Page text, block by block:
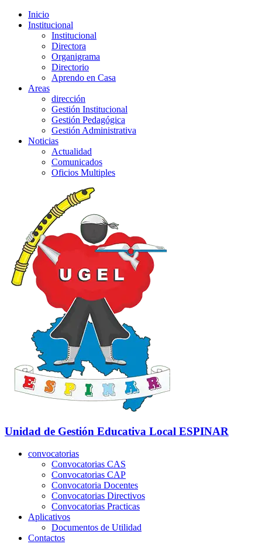
Inicio
Institucional
Institucional
Directora
Organigrama
Directorio
Aprendo en Casa
Areas
dirección
Gestión Institucional
Gestión Pedagógica
Gestión Administrativa
Noticias
Actualidad
Comunicados
Oficios Multiples
Unidad de Gestión Educativa Local ESPINAR
convocatorias
Convocatorias CAS
Convocatorias CAP
Convocatoria Docentes
Convocatorias Directivos
Convocatorias Practicas
Aplicativos
Documentos de Utilidad
Contactos